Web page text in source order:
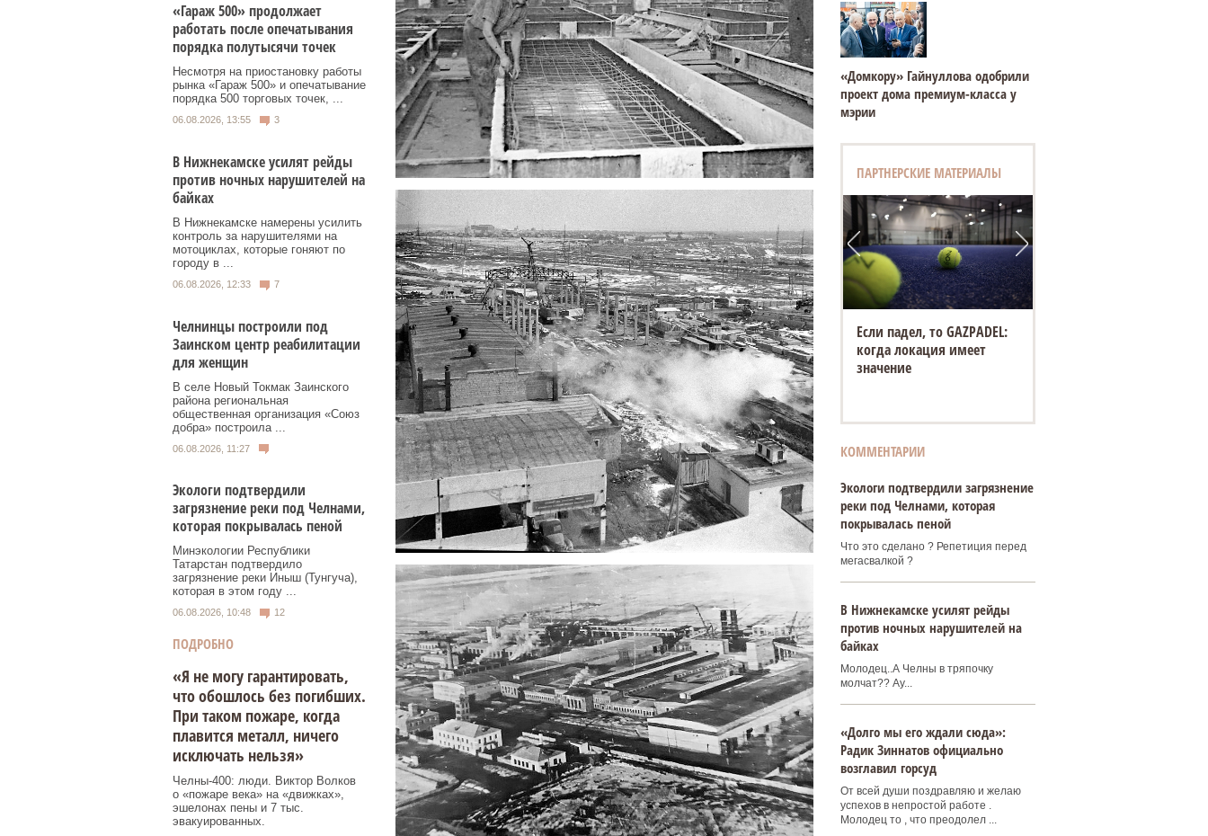
«Гараж 500» продолжает
работать после опечатывания
порядка полутысячи точек
Несмотря на приостановку работы
рынка «Гараж 500» и опечатывание
порядка 500 торговых точек, ...
06.08.2026, 13:55 3
В Нижнекамске усилят рейды
против ночных нарушителей на
байках
В Нижнекамске намерены усилить
контроль за нарушителями на
мотоциклах, которые гоняют по
городу в ...
06.08.2026, 12:33 7
Челнинцы построили под
Заинском центр реабилитации
для женщин
В селе Новый Токмак Заинского
района региональная
общественная организация «Союз
добра» построила ...
06.08.2026, 11:27
Экологи подтвердили
загрязнение реки под Челнами,
которая покрывалась пеной
Минэкологии Республики
Татарстан подтвердило
загрязнение реки Иныш (Тунгуча),
которая в этом году ...
06.08.2026, 10:48 12
ПОДРОБНО
«Я не могу гарантировать,
что обошлось без погибших.
При таком пожаре, когда
плавится металл, ничего
исключать нельзя»
Челны-400: люди. Виктор Волков
о «пожаре века» на «движках»,
эшелонах пены и 7 тыс.
эвакуированных.
«Домкору» Гайнуллова одобрили
проект дома премиум-класса у
мэрии
ПАРТНЕРСКИЕ МАТЕРИАЛЫ
Если падел, то GAZPADEL:
когда локация имеет
значение
КОММЕНТАРИИ
Экологи подтвердили загрязнение
реки под Челнами, которая
покрывалась пеной
Что это сделано ? Репетиция перед
мегасвалкой ?
В Нижнекамске усилят рейды
против ночных нарушителей на
байках
Молодец..А Челны в тряпочку
молчат?? Ау...
«Долго мы его ждали сюда»:
Радик Зиннатов официально
возглавил горсуд
От всей души поздравляю и желаю
успехов в непростой работе .
Молодец то , что преодолел ...